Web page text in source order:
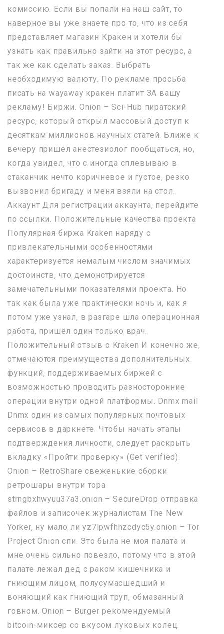
комиссию. Если вы попали на наш сайт, то
наверное вы уже знаете про то, что из себя
представляет магазин Кракен и хотели бы
узнать как правильно зайти на этот ресурс, а
так же как сделать заказ. Выбрать
необходимую валюту. По рекламе просьба
писать на wayaway кракен платит ЗА вашу
рекламу! Биржи. Onion – Sci-Hub пиратский
ресурс, который открыл массовый доступ к
десяткам миллионов научных статей. Ближе к
вечеру пришёл анестезиолог пообщаться, но,
когда увидел, что с иногда сплевываю в
стаканчик нечто коричневое и густое, резко
вызвонил бригаду и меня взяли на стол.
Аккаунт Для регистрации аккаунта, перейдите
по ссылки. Положительные качества проекта
Популярная биржа Kraken наряду с
привлекательными особенностями
характеризуется немалым числом значимых
достоинств, что демонстрируется
замечательными показателями проекта. Но
так как была уже практически ночь и, как я
потом уже узнал, в разгаре шла операционная
работа, пришёл один только врач.
Положительный отзыв о Kraken И конечно же,
отмечаются преимущества дополнительных
функций, поддерживаемых биржей с
возможностью проводить разносторонние
операции внутри одной платформы. Dnmx mail
Dnmx один из самых популярных почтовых
сервисов в даркнете. Чтобы начать этапы
подтверждения личности, следует раскрыть
вкладку «Пройти проверку» (Get verified).
Onion – RetroShare свеженькие сборки
ретрошары внутри тора
strngbxhwyuu37a3.onion – SecureDrop отправка
файлов и записочек журналистам The New
Yorker, ну мало ли yz7lpwfhhzcdyc5y.onion – Tor
Project Onion спи. Это была не моя палата и
мне очень сильно повезло, потому что в этой
палате лежал дед с раком кишечника и
гниющим лицом, полусумасшедший и
воняющий как гниющий труп, обмазанный
говном. Onion – Burger рекомендуемый
bitcoin-миксер со вкусом луковых колец.